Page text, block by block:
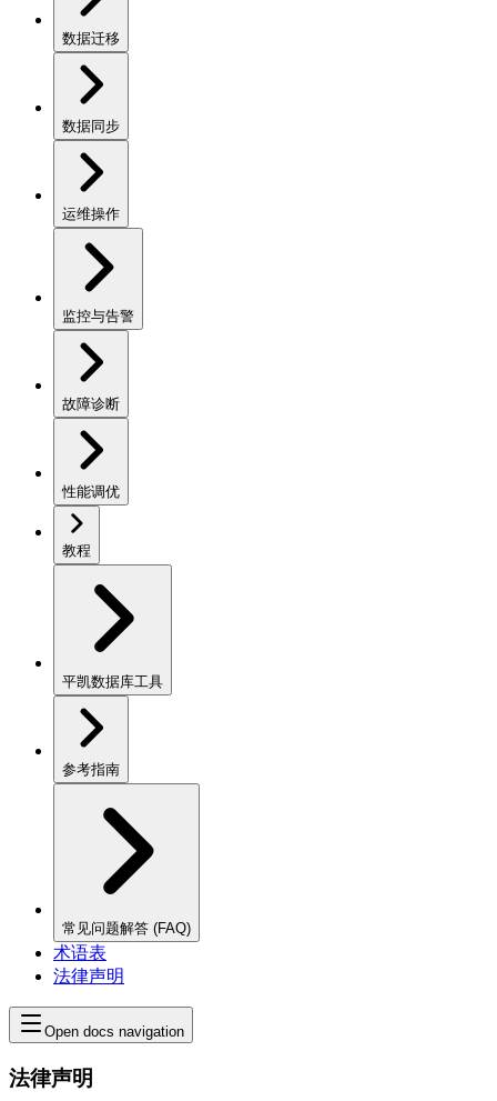
数据迁移
数据同步
运维操作
监控与告警
故障诊断
性能调优
教程
平凯数据库工具
参考指南
常见问题解答 (FAQ)
术语表
法律声明
Open docs navigation
法律声明